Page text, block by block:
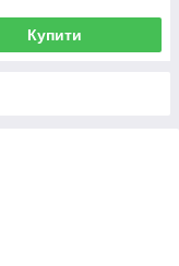
Купити